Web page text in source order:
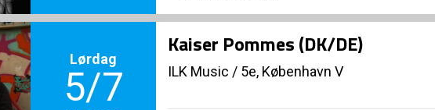
Lørdag
5/7
Kaiser Pommes (DK/DE)
ILK Music / 5e, København V